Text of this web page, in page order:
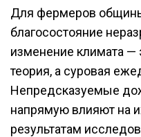
Для фермеров
благосостояние
изменение климата —
теория, а суровая
Непредсказуемые
напрямую влияют на
результатам